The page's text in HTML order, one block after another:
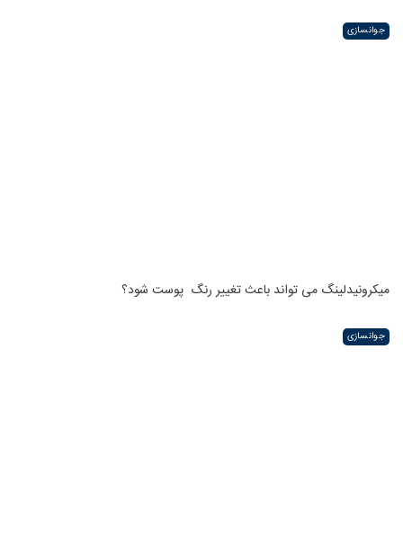
جوانسازی
میکرونیدلینگ می تواند باعث تغییر رنگ ‍ پوست شود؟
جوانسازی